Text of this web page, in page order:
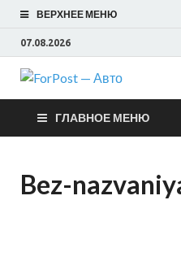
ВЕРХНЕЕ МЕНЮ
07.08.2026
ГЛАВНОЕ МЕНЮ
Bez-